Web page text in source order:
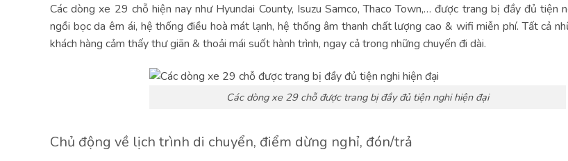
Các dòng xe 29 chỗ hiện nay như Hyundai County, Isuzu Samco, Thaco Town,… được trang bị đầy đủ tiện
ngồi bọc da êm ái, hệ thống điều hoà mát lạnh, hệ thống âm thanh chất lượng cao & wifi miễn phí. Tất cả
khách hàng cảm thấy thư giãn & thoải mái suốt hành trình, ngay cả trong những chuyến đi dài.
Các dòng xe 29 chỗ được trang bị đầy đủ tiện nghi hiện đại
Chủ động về lịch trình di chuyển, điểm dừng nghỉ, đón/trả